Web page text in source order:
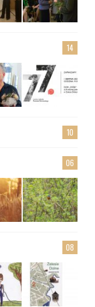
14
10
06
08